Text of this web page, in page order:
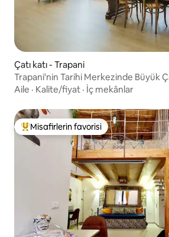
Çatı katı - Trapani
Trapani'nin Tarihi Merkezinde Büyük
Aile · Kalite/fiyat · İç mekânlar
Misafirlerin favorilerinden en
Misafirlerin favorisi